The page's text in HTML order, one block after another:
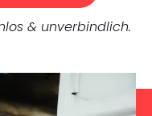
& unverbindlich.